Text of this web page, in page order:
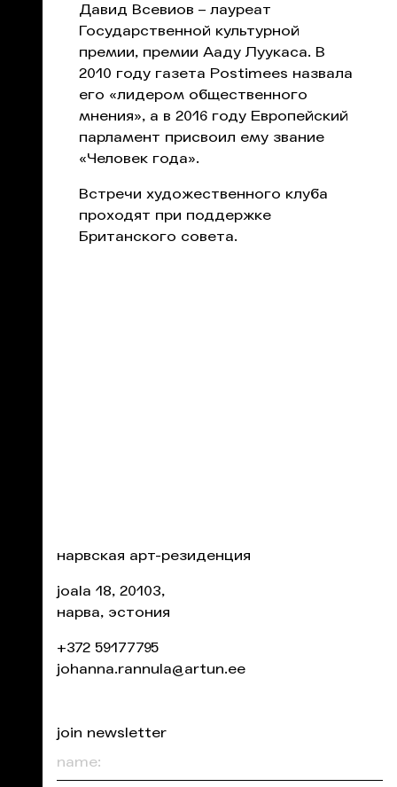
Давид Всевиов – лауреат
Государственной культурной
премии, премии Ааду Луукаса. В
2010 году газета Postimees назвала
его «лидером общественного
мнения», а в 2016 году Европейский
парламент присвоил ему звание
«Человек года».
Встречи художественного клуба
проходят при поддержке
Британского совета.
нарвская арт-резиденция
joala 18, 20103,
нарва, эстония
+372 59177795
johanna.rannula@artun.ee
join newsletter